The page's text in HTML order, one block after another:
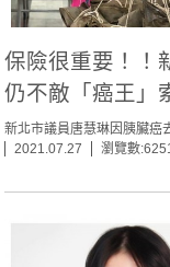
保險很重要！！
仍不敵「癌王」
新北市議員唐慧琳因胰臟癌
2021.07.27
瀏覽數